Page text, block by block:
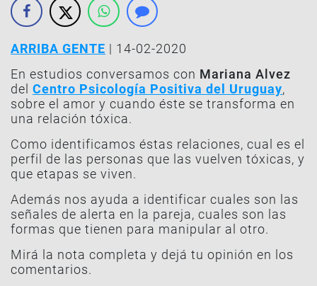
ARRIBA GENTE | 14-02-2020
En estudios conversamos con Mariana Alvez
del Centro Psicología Positiva del Uruguay,
sobre el amor y cuando éste se transforma en
una relación tóxica.
Como identificamos éstas relaciones, cual es el
perfil de las personas que las vuelven tóxicas, y
que etapas se viven.
Además nos ayuda a identificar cuales son las
señales de alerta en la pareja, cuales son las
formas que tienen para manipular al otro.
Mirá la nota completa y dejá tu opinión en los
comentarios.